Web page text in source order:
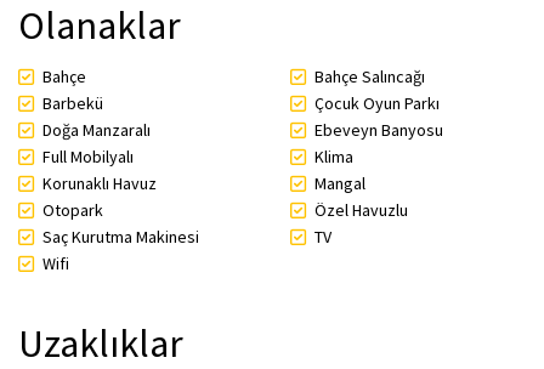
Olanaklar
Bahçe
Bahçe Salıncağı
Barbekü
Çocuk Oyun Parkı
Doğa Manzaralı
Ebeveyn Banyosu
Full Mobilyalı
Klima
Korunaklı Havuz
Mangal
Otopark
Özel Havuzlu
Saç Kurutma Makinesi
TV
Wifi
Uzaklıklar